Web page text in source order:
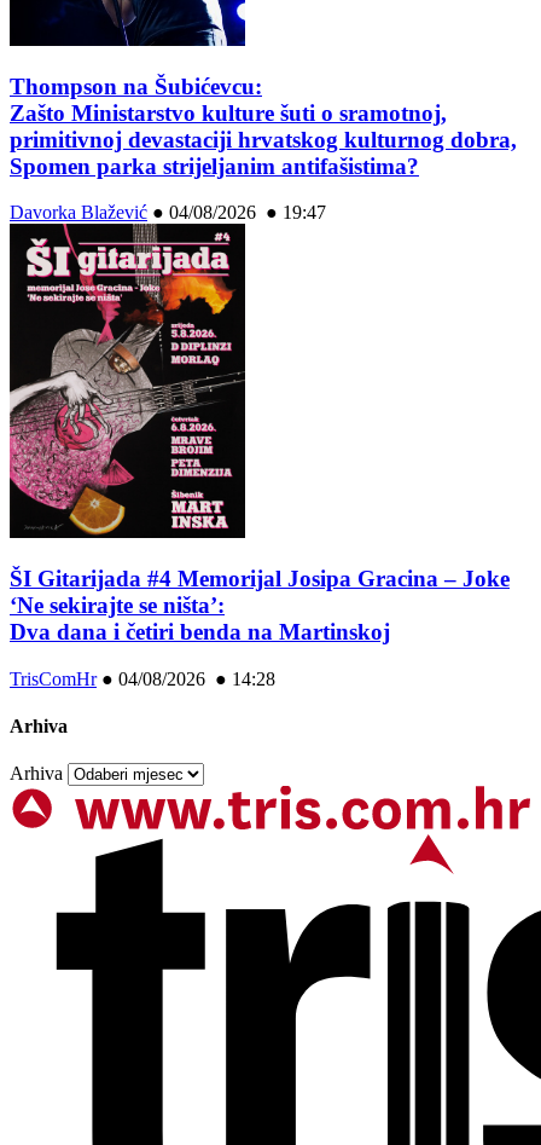
Thompson na Šubićevcu:
Zašto Ministarstvo kulture šuti o sramotnoj,
primitivnoj devastaciji hrvatskog kulturnog dobra,
Spomen parka strijeljanim antifašistima?
Davorka Blažević ● 04/08/2026 ● 19:47
ŠI Gitarijada #4 Memorijal Josipa Gracina – Joke
‘Ne sekirajte se ništa’:
Dva dana i četiri benda na Martinskoj
TrisComHr● 04/08/2026 ● 14:28
Arhiva
Arhiva